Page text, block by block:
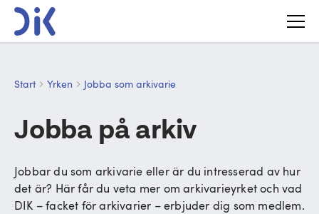
Start Yrken Jobba som arkivarie
Jobba på arkiv
Jobbar du som arkivarie eller är du intresserad av hur
det är? Här får du veta mer om arkivarieyrket och vad
DIK – facket för arkivarier – erbjuder dig som medlem.